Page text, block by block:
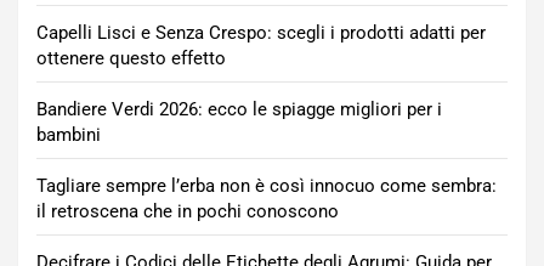
Capelli Lisci e Senza Crespo: scegli i prodotti adatti per
ottenere questo effetto
Bandiere Verdi 2026: ecco le spiagge migliori per i
bambini
Tagliare sempre l’erba non è così innocuo come sembra:
il retroscena che in pochi conoscono